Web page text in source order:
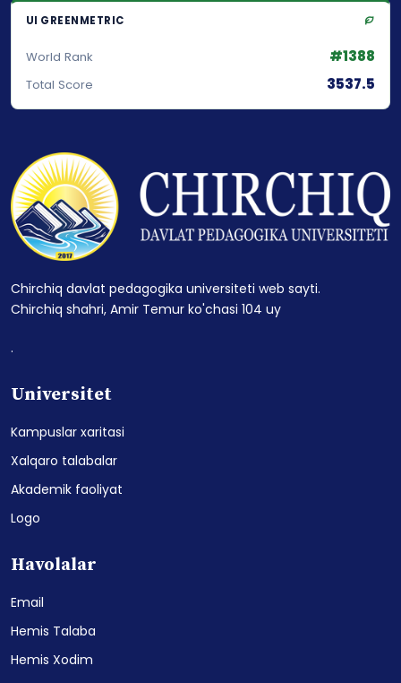
UI GREENMETRIC
World Rank #1388
Total Score 3537.5
Chirchiq davlat pedagogika universiteti web sayti.
Chirchiq shahri, Amir Temur ko'chasi 104 uy
.
Universitet
Kampuslar xaritasi
Xalqaro talabalar
Akademik faoliyat
Logo
Havolalar
Email
Hemis Talaba
Hemis Xodim